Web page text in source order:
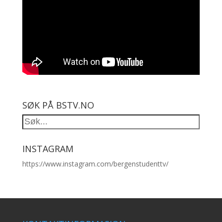
SØK PÅ BSTV.NO
INSTAGRAM
https://www.instagram.com/bergenstudenttv/